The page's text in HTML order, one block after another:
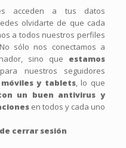
acceden a tus datos
olvidarte de que cada
a todos nuestros perfiles
sólo nos conectamos a
sino que estamos
nuestros seguidores
y tablets, lo que
un buen antivirus y
en todos y cada uno
cerrar sesión